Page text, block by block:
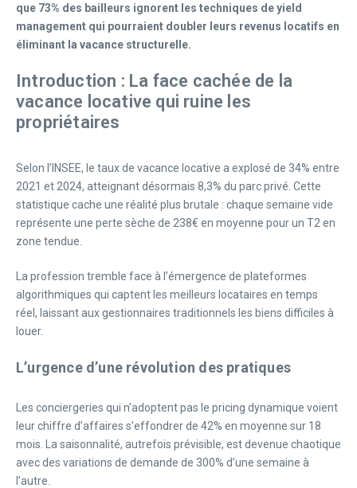
que 73% des bailleurs ignorent les techniques de yield
management qui pourraient doubler leurs revenus locatifs en
éliminant la vacance structurelle.
Introduction : La face cachée de la
vacance locative qui ruine les
propriétaires
Selon l’INSEE, le taux de vacance locative a explosé de 34% entre
2021 et 2024, atteignant désormais 8,3% du parc privé. Cette
statistique cache une réalité plus brutale : chaque semaine vide
représente une perte sèche de 238€ en moyenne pour un T2 en
zone tendue.
La profession tremble face à l’émergence de plateformes
algorithmiques qui captent les meilleurs locataires en temps
réel, laissant aux gestionnaires traditionnels les biens difficiles à
louer.
L’urgence d’une révolution des pratiques
Les conciergeries qui n’adoptent pas le pricing dynamique voient
leur chiffre d’affaires s’effondrer de 42% en moyenne sur 18
mois. La saisonnalité, autrefois prévisible, est devenue chaotique
avec des variations de demande de 300% d’une semaine à
l’autre.